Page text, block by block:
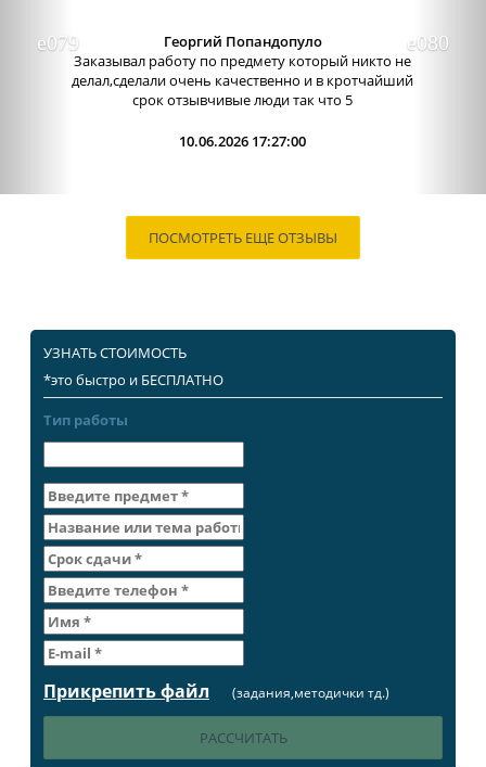
Отличный сервис, очень приятные
администраторы. Связь очень хорошо налажена,
поэтому можно узнавать новости о написании
работы. Сама...
09.06.2026 13:15:00
ПОСМОТРЕТЬ ЕЩЕ ОТЗЫВЫ
УЗНАТЬ СТОИМОСТЬ
*это быстро и БЕСПЛАТНО
Тип работы
Прикрепить файл (задания,методички тд.)